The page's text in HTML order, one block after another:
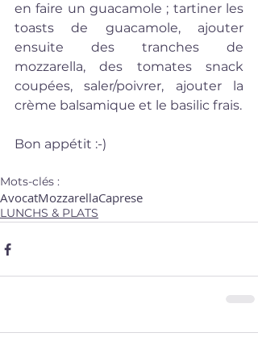
en faire un guacamole ; tartiner les
toasts de guacamole, ajouter
ensuite des tranches de
mozzarella, des tomates snack
coupées, saler/poivrer, ajouter la
crème balsamique et le basilic frais.
Bon appétit :-)
Mots-clés :
AvocatMozzarellaCaprese
LUNCHS & PLATS